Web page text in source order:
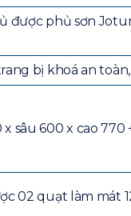
được phủ sơn
bị khoá an
sâu 600 x cao 770
02 quạt làm mát